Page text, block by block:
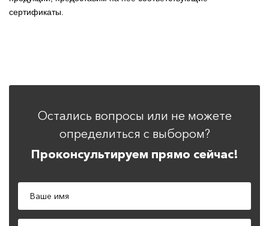
сертификаты.
Остались вопросы или не можете
определиться с выбором?
Проконсультируем прямо сейчас!